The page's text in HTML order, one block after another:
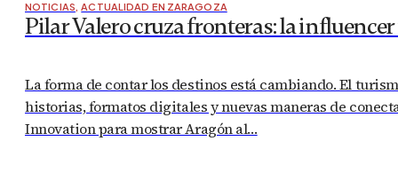
NOTICIAS, ACTUALIDAD EN ZARAGOZA
Pilar Valero cruza fronteras: la influencer
La forma de contar los destinos está cambiando. El
historias, formatos digitales y nuevas maneras de
Innovation para mostrar Aragón al…